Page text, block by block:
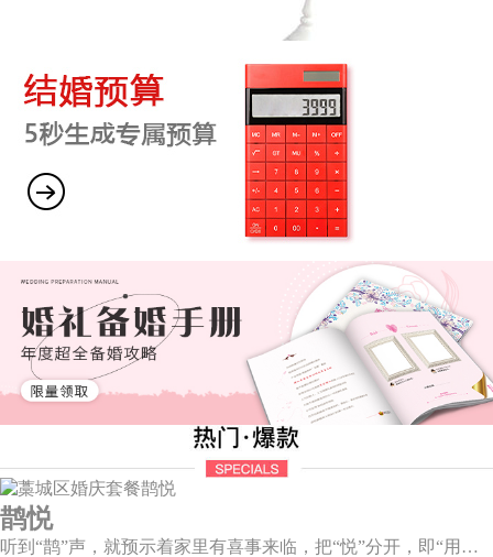
鹊悦
听到“鹊”声，就预示着家里有喜事来临，把“悦”分开，即“用心兑现爱的承诺”，设计上融入有诗有画的喜鹊登梅图元素，这样温婉绵长的爱情，又岂在朝朝暮暮。